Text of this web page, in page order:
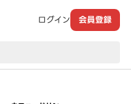
ログイン 会員登録